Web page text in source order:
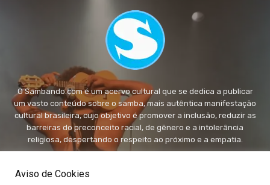
O Sambando.com é um acervo cultural que se dedica a publicar
um vasto conteúdo sobre o samba, mais autêntica manifestação
cultural brasileira, cujo objetivo é promover a inclusão, reduzir as
barreiras do preconceito racial, de gênero e a intolerância
religiosa, despertando o respeito ao próximo e a empatia.
Aviso de Cookies